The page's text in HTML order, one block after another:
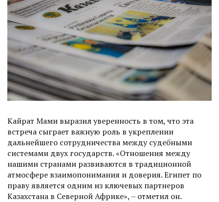
Кайрат Мами выразил уверенность в том, что эта
встреча сыграет важную роль в укреплении
дальнейшего сотрудничества между судебными
системами двух государств. «Отношения между
нашими странами развиваются в традиционной
атмосфере взаимопонимания и доверия. Египет по
праву является одним из ключевых партнеров
Казахстана в Северной Африке», – отметил он.